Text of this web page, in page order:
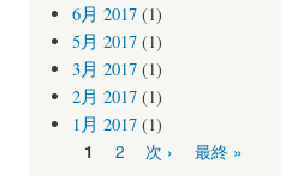
6月 2017(1)
5月 2017(1)
3月 2017(1)
2月 2017(1)
1月 2017(1)
ページ
1 2 次 › 最終 »